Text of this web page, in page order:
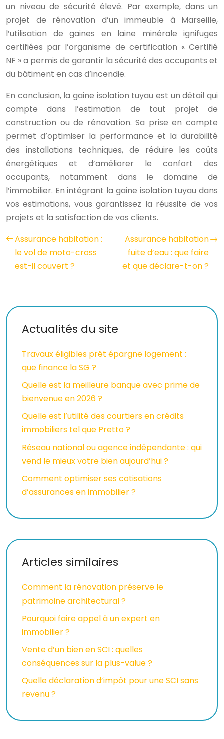
un niveau de sécurité élevé. Par exemple, dans un
projet de rénovation d’un immeuble à Marseille,
l’utilisation de gaines en laine minérale ignifuges
certifiées par l’organisme de certification « Certifié
NF » a permis de garantir la sécurité des occupants et
du bâtiment en cas d’incendie.
En conclusion, la gaine isolation tuyau est un détail qui
compte dans l’estimation de tout projet de
construction ou de rénovation. Sa prise en compte
permet d’optimiser la performance et la durabilité
des installations techniques, de réduire les coûts
énergétiques et d’améliorer le confort des
occupants, notamment dans le domaine de
l’immobilier. En intégrant la gaine isolation tuyau dans
vos estimations, vous garantissez la réussite de vos
projets et la satisfaction de vos clients.
Assurance habitation :
le vol de moto-cross
est-il couvert ?
Assurance habitation
fuite d’eau : que faire
et que déclare-t-on ?
Actualités du site
Travaux éligibles prêt épargne logement :
que finance la SG ?
Quelle est la meilleure banque avec prime de
bienvenue en 2026 ?
Quelle est l’utilité des courtiers en crédits
immobiliers tel que Pretto ?
Réseau national ou agence indépendante : qui
vend le mieux votre bien aujourd’hui ?
Comment optimiser ses cotisations
d’assurances en immobilier ?
Articles similaires
Comment la rénovation préserve le
patrimoine architectural ?
Pourquoi faire appel à un expert en
immobilier ?
Vente d’un bien en SCI : quelles
conséquences sur la plus-value ?
Quelle déclaration d’impôt pour une SCI sans
revenu ?